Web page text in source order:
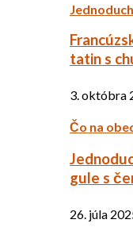
tatin s
3. októbra
Čo na
gule s
26. júla